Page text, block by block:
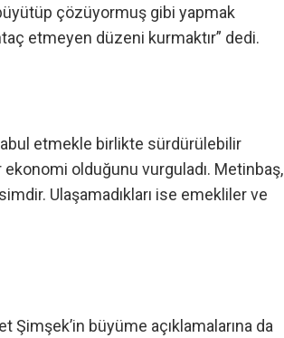
çözüyormuş gibi yapmak
etmeyen düzeni kurmaktır” dedi.
etmekle birlikte sürdürülebilir
olduğunu vurguladı. Metinbaş,
Ulaşamadıkları ise emekliler ve
Şimşek’in büyüme açıklamalarına da